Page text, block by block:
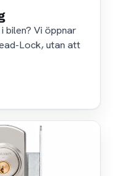
bilen? Vi öppnar
Lock, utan att